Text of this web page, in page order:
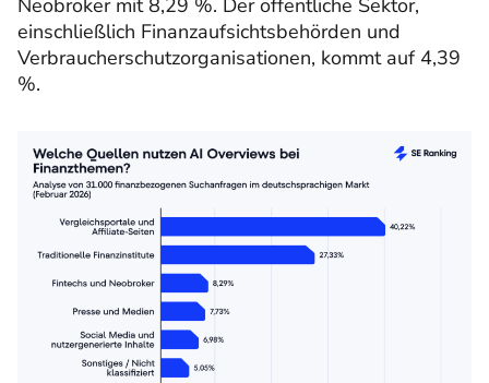
einschließlich Finanzaufsichtsbehörden und
Verbraucherschutzorganisationen, kommt auf 4,39
%.